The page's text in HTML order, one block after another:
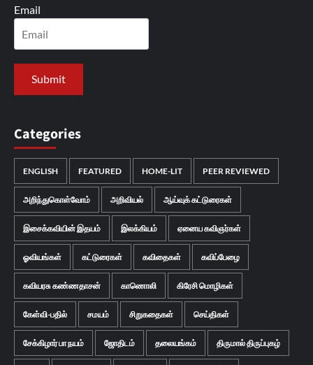
Email
Categories
ENGLISH FEATURED HOME-LIT PEER REVIEWED
அறிந்துகொள்வோம் அறிவியல் ஆய்வுக் கட்டுரைகள்
இசைக்கவியின் இதயம் இலக்கியம் ஏனைய கவிஞர்கள்
ஓவியங்கள் கட்டுரைகள் கவிதைகள் கவிப்பேழை
கவியரசு கண்ணதாசன் காணொலி கிரேசி மொழிகள்
கேள்வி-பதில் சமயம் சிறுகதைகள் செய்திகள்
சேக்கிழார் பா நயம் ஜோதிடம் தலையங்கம் திருமால் திருப்புகழ்